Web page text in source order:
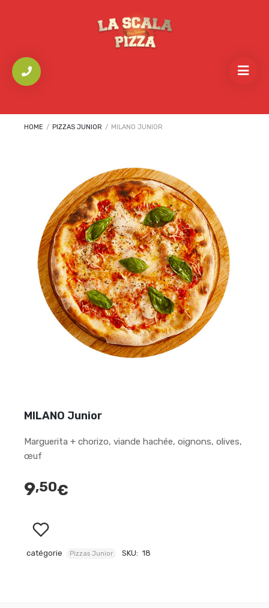
HOME / PIZZAS JUNIOR / MILANO JUNIOR
MILANO Junior
Marguerita + chorizo, viande hachée, oignons, olives,
œuf
9,50€
catégorie Pizzas Junior SKU: 18